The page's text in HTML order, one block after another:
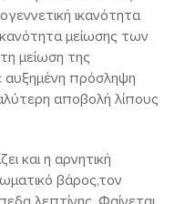
ικανότητα
μείωσης των
μείωση της
αυξημένη πρόσληψη
αποβολή λίπους
και η αρνητική
βάρος,τον